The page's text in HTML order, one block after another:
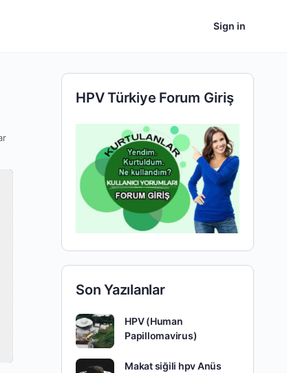
Sign in
HPV Türkiye Forum Giriş
Son Yazılanlar
HPV (Human
Papillomavirus)
Makat siğili hpv Anüs